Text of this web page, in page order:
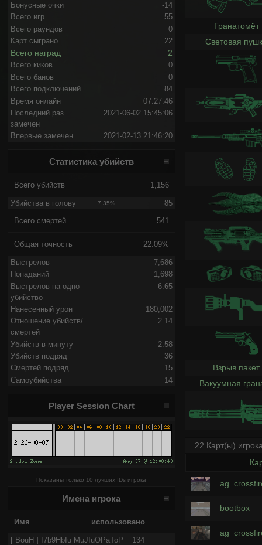
Бонусные очки
-14
Всего игр
55
Всего раундов
0
Карт сыграно
22
Всего наград 2
Всего киков
0
Всего банов
0
Всего подключений
84
Время онлайн
07:27:46
Последний раз
замечен
2021-06-02 15:45:06
Впервые замечен 2021-02-13 21:46:20
Статистика убийств
Всего убийств 1,156
Убийства в голову 7.35% 85
Всего смертей 541
Общая точность 22.09%
Выстрелов
7,686
Попаданий
1,698
Выстрелов на одно
убийство
6.65
Нанесенный урон
180,002
Отношение убийств/
смертей
2.14
Убийств в минуту
2.58
Убийств подряд
36
Смертей подряд
15
Самоубийства
14
Player Session Chart
Показаны только 10 лучших IDs игрока
Имена игрока
Имя использовано
[ BouH ] I7b9HbIu MuJIuOPaToP 134
Гранатомёт
Световая
Взрыв пакет
Вакуумная
22 Карт(ы)
bootbox